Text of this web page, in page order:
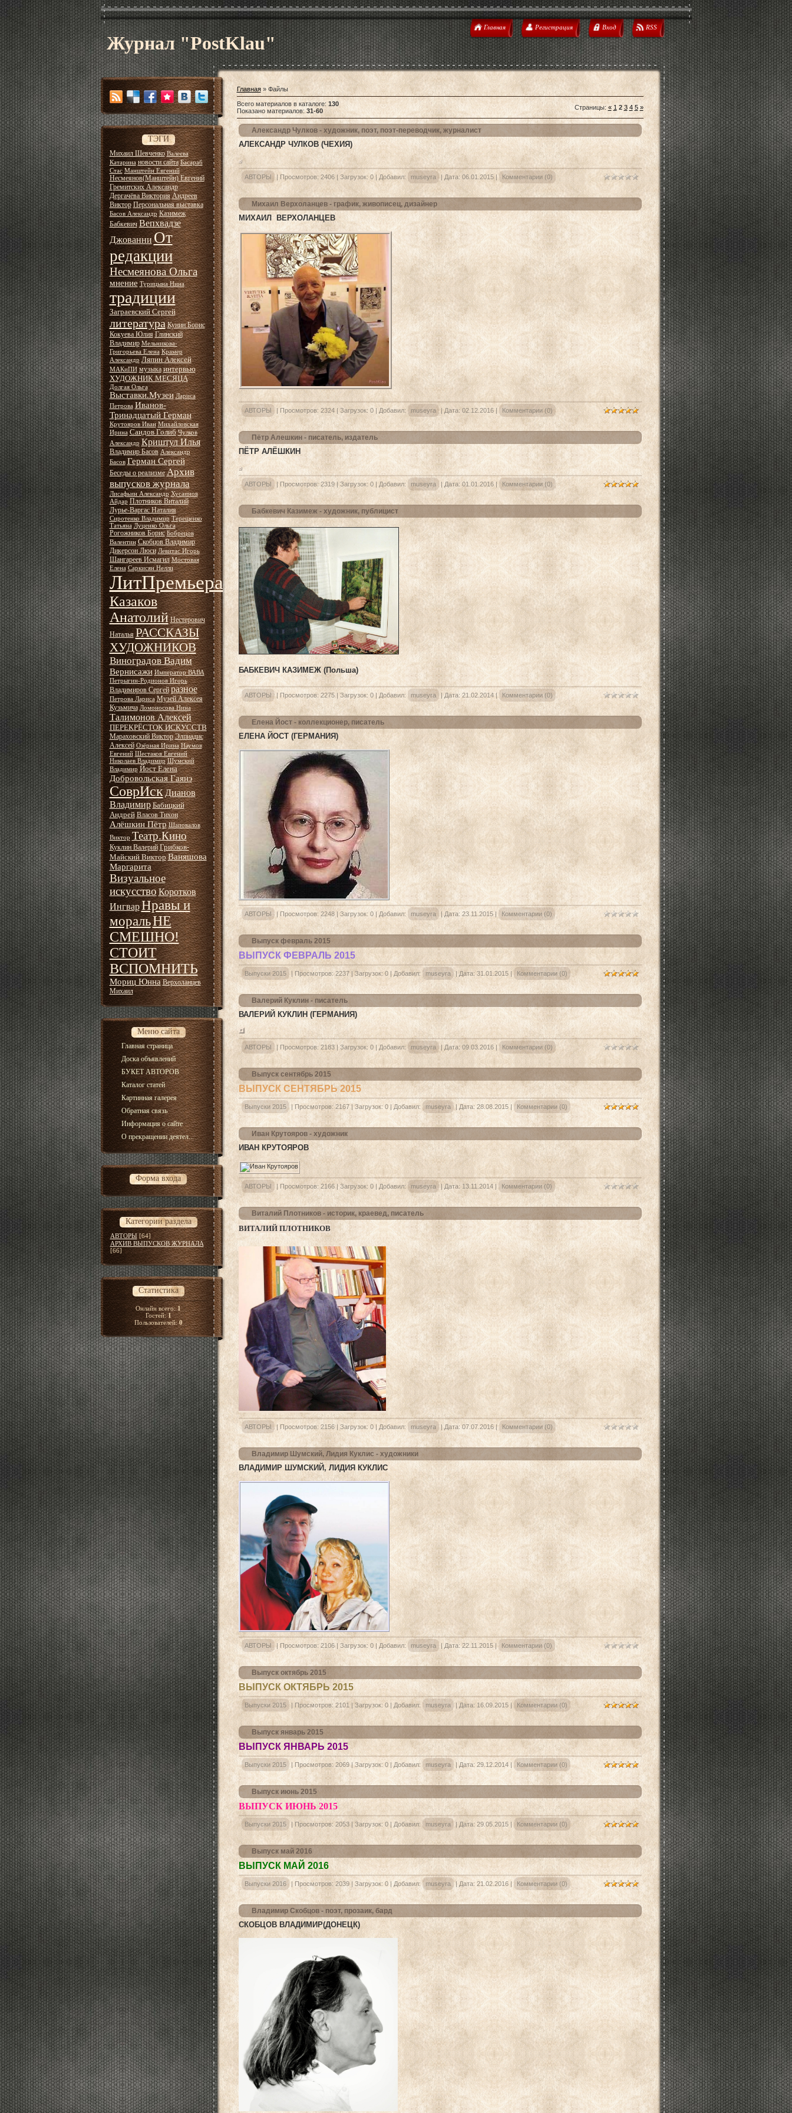
Журнал "PostKlau"
Главная Регистрация Вход RSS
ТЭГИ
Михаил Шевченко Валеева
Катарина новости сайта Басараб
Стас Манштейн Евгений
Несмеянов(Манштейн) Евгений
Гремитских Александр
Дергачёва Виктория Андреев
Виктор Персональная выставка
Басов Александр Казимеж
Бабкевич Вепхвадзе
Джованни От
редакции
Несмеянова Ольга
мнение Турицына Нина
традиции
Заграевский Сергей
литература Кунин Борис
Кокуева Юлия Глинский
Владимир Мельникова-
Григорьева Елена Крамер
Александр Ляпин Алексей
МАКиПИ музыка интервью
ХУДОЖНИК МЕСЯЦА
Долгая Ольга
Выставки.Музеи Лариса
Петрова Иванов-
Тринадцатый Герман
Крутояров Иван Михайловская
Ирина Саидов Голиб Чулков
Александр Криштул Илья
Владимир Басов Александр
Басов Герман Сергей
Беседы о реализме Архив
выпусков журнала
Лисафьин Александр Хусаинов
Айдар Плотников Виталий
Лурье-Варгас Наталия
Сиротенко Владимир Терещенко
Татьяна Луценко Ольга
Рогожников Борис Бобрецов
Валентин Скобцов Владимир
Дикерсон Люси Левитас Игорь
Шангареев Исмагил Мостовая
Елена Саркисян Нелли
ЛитПремьера
Казаков
Анатолий Нестерович
Наталья РАССКАЗЫ
ХУДОЖНИКОВ
Виноградов Вадим
Вернисажи Император ВАВА
Петрыгин-Родионов Игорь
Владимиров Сергей разное
Петрова Лариса Музей Алексея
Кузьмича Ломоносова Нина
Талимонов Алексей
ПЕРЕКРЁСТОК ИСКУССТВ
Мараховский Виктор Элпиадис
Алексей Озёрная Ирина Наумов
Евгений Шестаков Евгений
Николаев Владимир Шумский
Владимир Йост Елена
Добровольская Гаянэ
СоврИскДианов
Владимир Бабицкий
Андрей Власов Тихон
Алёшкин Пётр Шаповалов
Виктор Театр.Кино
Куклин Валерий Грибков-
Майский Виктор Ваняшова
Маргарита
Визуальное
искусствоКоротков
ИнгварНравы и
моральНЕ
СМЕШНО!
СТОИТ
ВСПОМНИТЬ
Мориц Юнна Верхоланцев
Михаил
Меню сайта
Главная страница
Доска объявлений
БУКЕТ АВТОРОВ
Каталог статей
Картинная галерея
Обратная связь
Информация о сайте
О прекращении деятел...
Форма входа
Категории раздела
АВТОРЫ [64]
АРХИВ ВЫПУСКОВ ЖУРНАЛА
[66]
Статистика
Онлайн всего:1
Гостей:1
Пользователей:0
Главная» Файлы
Всего материалов в каталоге: 130
Показано материалов:31-60 Страницы:« 1 2 3 4 5 »
Александр Чулков - художник, поэт, поэт-переводчик, журналист
АЛЕКСАНДР ЧУЛКОВ (ЧЕХИЯ)
АВТОРЫ | Просмотров: 2406| Загрузок: 0| Добавил: museyra | Дата: 06.01.2015 | Комментарии (0)
Михаил Верхоланцев - график, живописец, дизайнер
МИХАИЛ ВЕРХОЛАНЦЕВ
АВТОРЫ | Просмотров: 2324| Загрузок: 0| Добавил: museyra | Дата: 02.12.2016 | Комментарии (0)
Пётр Алешкин - писатель, издатель
ПЁТР АЛЁШКИН
АВТОРЫ | Просмотров: 2319| Загрузок: 0| Добавил: museyra | Дата: 01.01.2016 | Комментарии (0)
Бабкевич Казимеж - художник, публицист
БАБКЕВИЧ КАЗИМЕЖ (Польша)
АВТОРЫ | Просмотров: 2275|Загрузок: 0| Добавил: museyra Дата: 21.02.2014 | Комментарии (0)
Елена Йост - коллекционер, писатель
ЕЛЕНА ЙОСТ (ГЕРМАНИЯ)
АВТОРЫ | Просмотров: 2248|Загрузок: 0| Добавил: museyra | Дата: 23.11.2015 | Комментарии (0)
Выпуск февраль 2015
ВЫПУСК ФЕВРАЛЬ 2015
Выпуски 2015 | Просмотров: 2237| Загрузок: 0| Добавил: museyra | Дата: 31.01.2015 | Комментарии (0)
Валерий Куклин - писатель
ВАЛЕРИЙ КУКЛИН (ГЕРМАНИЯ)
АВТОРЫ | Просмотров: 2183| Загрузок: 0| Добавил: museyra | Дата: 09.03.2016 | Комментарии (0)
Выпуск сентябрь 2015
ВЫПУСК СЕНТЯБРЬ 2015
Выпуски 2015 |Просмотров: 2167|Загрузок: 0| Добавил: museyra | Дата: 28.08.2015 | Комментарии (0)
Иван Крутояров - художник
ИВАН КРУТОЯРОВ
АВТОРЫ | Просмотров: 2166|Загрузок: 0| Добавил: museyra | Дата: 13.11.2014 | Комментарии (0)
Виталий Плотников - историк, краевед, писатель
ВИТАЛИЙ ПЛОТНИКОВ
АВТОРЫ | Просмотров: 2156| Загрузок: 0| Добавил: museyra | Дата: 07.07.2016 | Комментарии (0)
Владимир Шумский, Лидия Куклис - художники
ВЛАДИМИР ШУМСКИЙ, ЛИДИЯ КУКЛИС
АВТОРЫ | Просмотров: 2106| Загрузок: 0| Добавил: museyra | Дата: 22.11.2015 | Комментарии (0)
Выпуск октябрь 2015
ВЫПУСК ОКТЯБРЬ 2015
Выпуски 2015 | Просмотров: 2101 |Загрузок: 0| Добавил: museyra | Дата: 16.09.2015 | Комментарии (0)
Выпуск январь 2015
ВЫПУСК ЯНВАРЬ 2015
Выпуски 2015 | Просмотров: 2069| Загрузок: 0| Добавил: museyra | Дата: 29.12.2014 | Комментарии (0)
Выпуск июнь 2015
ВЫПУСК ИЮНЬ 2015
Выпуски 2015 | Просмотров: 2053|Загрузок: 0| Добавил: museyra | Дата: 29.05.2015 | Комментарии (0)
Выпуск май 2016
ВЫПУСК МАЙ 2016
Выпуски 2016 | Просмотров: 2039| Загрузок: 0| Добавил: museyra | Дата: 21.02.2016 | Комментарии (0)
Владимир Скобцов - поэт, прозаик, бард
СКОБЦОВ ВЛАДИМИР(ДОНЕЦК)